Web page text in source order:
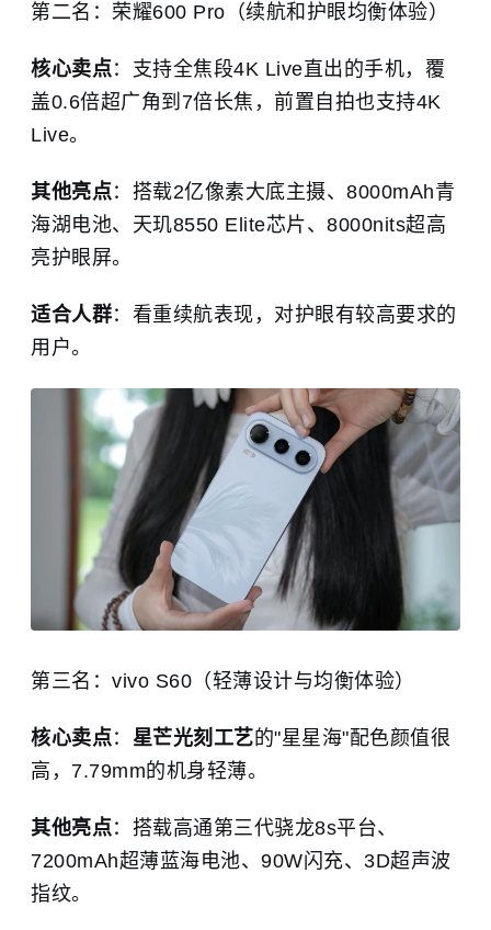
第二名：荣耀600 Pro（续航和护眼均衡体验）
核心卖点：支持全焦段4K Live直出的手机，覆
盖0.6倍超广角到7倍长焦，前置自拍也支持4K
Live。
其他亮点：搭载2亿像素大底主摄、8000mAh青
海湖电池、天玑8550 Elite芯片、8000nits超高
亮护眼屏。
适合人群：看重续航表现，对护眼有较高要求的
用户。
第三名：vivo S60（轻薄设计与均衡体验）
核心卖点： 星芒光刻工艺的"星星海"配色颜值很
高，7.79mm的机身轻薄。
其他亮点：搭载高通第三代骁龙8s平台、
7200mAh超薄蓝海电池、90W闪充、3D超声波
指纹。